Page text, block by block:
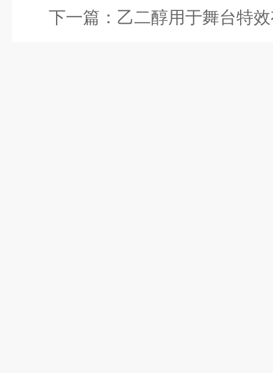
下一篇： 乙二醇用于舞台特效有什么